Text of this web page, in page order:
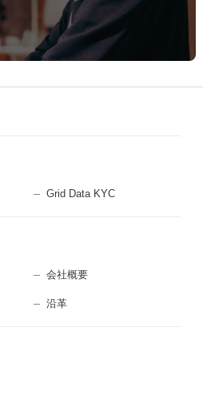
Grid Data KYC
会社概要
沿革